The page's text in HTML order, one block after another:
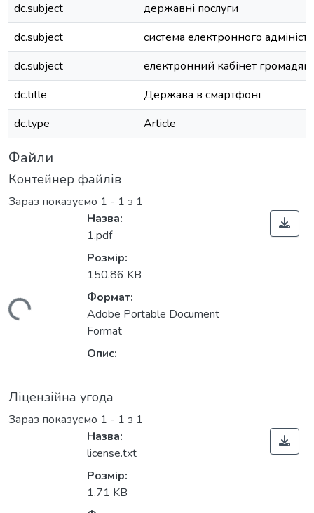
dc.subject
державні послуги
dc.subject
система електронного
dc.subject
електронний кабінет
dc.title
Держава в смартфоні
dc.type
Article
Файли
Контейнер файлів
Зараз показуємо 1 - 1 з 1
Вантажиться...
Назва:
1.pdf
Розмір:
150.86 KB
Формат:
Adobe Portable Document
Format
Опис:
Ліцензійна угода
Зараз показуємо 1 - 1 з 1
Назва:
license.txt
Розмір:
1.71 KB